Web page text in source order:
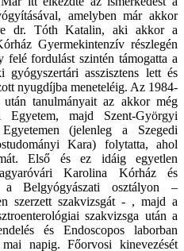
amelyben már akkor
dr. Tóth Katalin, aki akkor a
Gyermekintenzív részlegén
felé fordulást szintén támogatta a
gyógyszertári asszisztens lett és
nyugdíjba meneteléig. Az 1984-
után tanulmányait az akkor még
Egyetem, majd Szent-Györgyi
(jelenleg a Szegedi
Kara) folytatta, ahol
Első és ez idáig egyetlen
Karolina Kórház és
a Belgyógyászati osztályon –
szerzett szakvizsgát - , majd a
szakvizsga után a
és Endoscopos laborban
napig. Főorvosi kinevezését